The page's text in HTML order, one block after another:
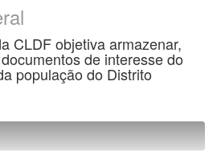
CLDF objetiva armazenar,
de interesse do
população do Distrito